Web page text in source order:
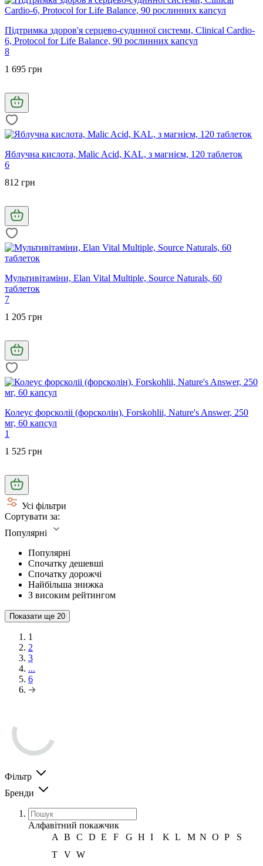
Підтримка здоров'я серцево-судинної системи, Clinical Cardio-
6, Protocol for Life Balance, 90 рослинних капсул
8
1 695 грн
Яблучна кислота, Malic Acid, KAL, з магнієм, 120 таблеток
6
812 грн
Мультивітаміни, Elan Vital Multiple, Source Naturals, 60
таблеток
7
1 205 грн
Колеус форсколіі (форсколін), Forskohlii, Nature's Answer, 250
мг, 60 капсул
1
1 525 грн
Усі фільтри
Сортувати за:
Популярні
Популярні
Спочатку дешевші
Спочатку дорожчі
Найбільша знижка
З високим рейтингом
Показати ще 20
1
2
3
...
6
Фільтр
Бренди
Алфавітний покажчик
A
B C D E F G H I K L M N O P
S
T
V W